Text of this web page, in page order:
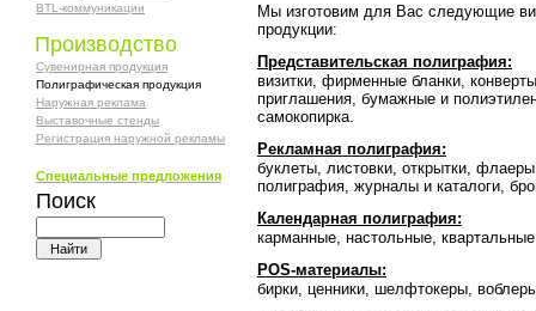
Мы изготовим для Вас следующие
продукции:
Представительская полиграфия:
визитки, фирменные бланки,
приглашения, бумажные и
самокопирка.
Рекламная полиграфия:
буклеты, листовки, открытки,
полиграфия, журналы и каталоги,
Календарная полиграфия:
карманные, настольные,
POS-материалы:
бирки, ценники, шелфтокеры,
BTL-коммуникации
Производство
Сувенирная продукция
Полиграфическая продукция
Наружная реклама
Выставочные стенды
Регистрация наружной рекламы
Специальные предложения
Поиск